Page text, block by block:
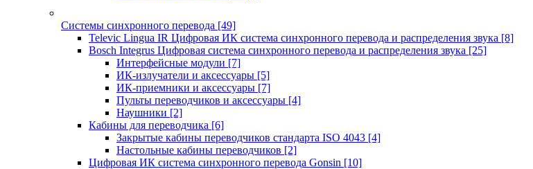
Системы синхронного перевода [49]
Televic Lingua IR Цифровая ИК система синхронного перевода и распределения звука [8]
Bosch Integrus Цифровая система синхронного перевода и распределения звука [25]
Интерфейсные модули [7]
ИК-излучатели и аксессуары [5]
ИК-приемники и аксессуары [7]
Пульты переводчиков и аксессуары [4]
Наушники [2]
Кабины для переводчика [6]
Закрытые кабины переводчиков стандарта ISO 4043 [4]
Настольные кабины переводчиков [2]
Цифровая ИК система синхронного перевода Gonsin [10]